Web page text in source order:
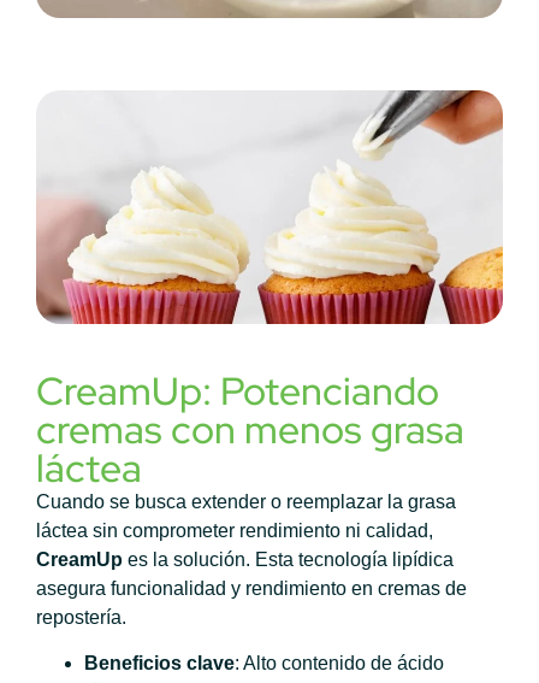
CreamUp: Potenciando
cremas con menos grasa
láctea
Cuando se busca extender o reemplazar la grasa
láctea sin comprometer rendimiento ni calidad,
CreamUp es la solución. Esta tecnología lipídica
asegura funcionalidad y rendimiento en cremas de
repostería.
Beneficios clave: Alto contenido de ácido